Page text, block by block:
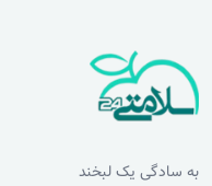
به سادگی یک لبخند